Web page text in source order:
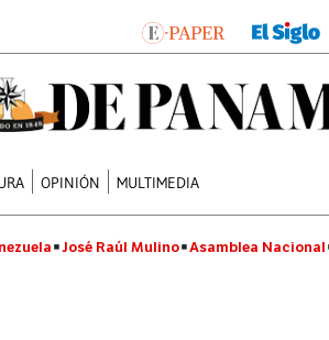
OPINIÓN MULTIMEDIA
José Raúl Mulino Asamblea Nacional